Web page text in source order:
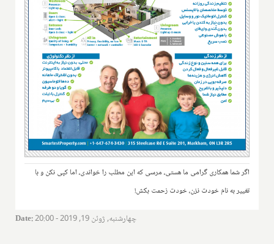
اگر شما همکاری گرامی ما هستی، مرسی که این مطلب را خواندی، اما کپی نکن و با
تغییر به نام خودت نزن، خودت زحمت بکش!
Date: چهارشنبه, ژوئن 19, 2019 - 20:00